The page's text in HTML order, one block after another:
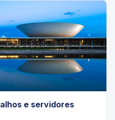
e servidores